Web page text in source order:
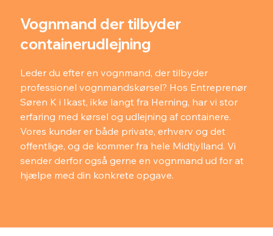
Vognmand der tilbyder
containerudlejning
Leder du efter en vognmand, der tilbyder
professionel vognmandskørsel? Hos Entreprenør
Søren K i Ikast, ikke langt fra Herning, har vi stor
erfaring med kørsel og udlejning af containere.
Vores kunder er både private, erhverv og det
offentlige, og de kommer fra hele Midtjylland. Vi
sender derfor også gerne en vognmand ud for at
hjælpe med din konkrete opgave.